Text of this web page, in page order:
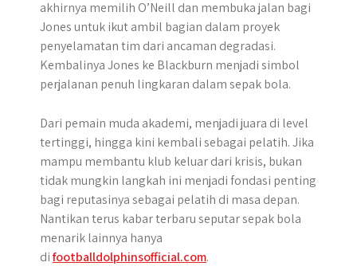
akhirnya memilih O’Neill dan membuka jalan bagi
Jones untuk ikut ambil bagian dalam proyek
penyelamatan tim dari ancaman degradasi.
Kembalinya Jones ke Blackburn menjadi simbol
perjalanan penuh lingkaran dalam sepak bola.
Dari pemain muda akademi, menjadi juara di level
tertinggi, hingga kini kembali sebagai pelatih. Jika
mampu membantu klub keluar dari krisis, bukan
tidak mungkin langkah ini menjadi fondasi penting
bagi reputasinya sebagai pelatih di masa depan.
Nantikan terus kabar terbaru seputar sepak bola
menarik lainnya hanya
difootballdolphinsofficial.com.